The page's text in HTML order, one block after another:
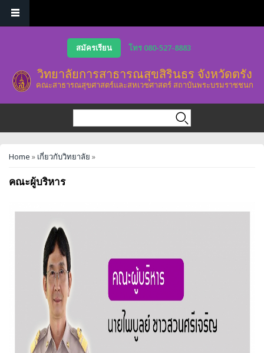
สมัครเรียน
โทร 080-527-8883
วิทยาลัยการสาธารณสุขสิรินธร จังหวัดตรัง
คณะสาธารณสุขศาสตร์และสหเวชศาสตร์ สถาบันพระบรมราชชนก
You are here
Home » เกี่ยวกับวิทยาลัย »
คณะผู้บริหาร